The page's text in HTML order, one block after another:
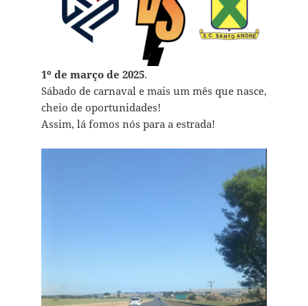
1º de março de 2025.
Sábado de carnaval e mais um mês que nasce,
cheio de oportunidades!
Assim, lá fomos nós para a estrada!